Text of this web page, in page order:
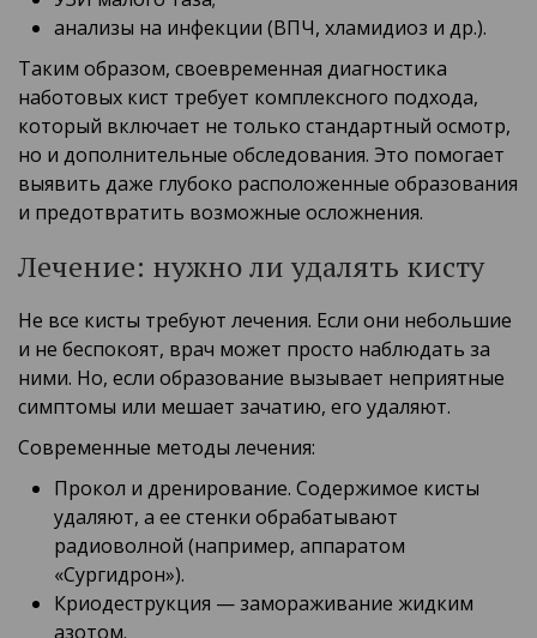
анализы на инфекции (ВПЧ, хламидиоз и др.).
Таким образом, своевременная диагностика
наботовых кист требует комплексного подхода,
который включает не только стандартный осмотр,
но и дополнительные обследования. Это помогает
выявить даже глубоко расположенные образования
и предотвратить возможные осложнения.
Лечение: нужно ли удалять кисту
Не все кисты требуют лечения. Если они небольшие
и не беспокоят, врач может просто наблюдать за
ними. Но, если образование вызывает неприятные
симптомы или мешает зачатию, его удаляют.
Современные методы лечения:
Прокол и дренирование. Содержимое кисты
удаляют, а ее стенки обрабатывают
радиоволной (например, аппаратом
«Сургидрон»).
Криодеструкция — замораживание жидким
азотом.